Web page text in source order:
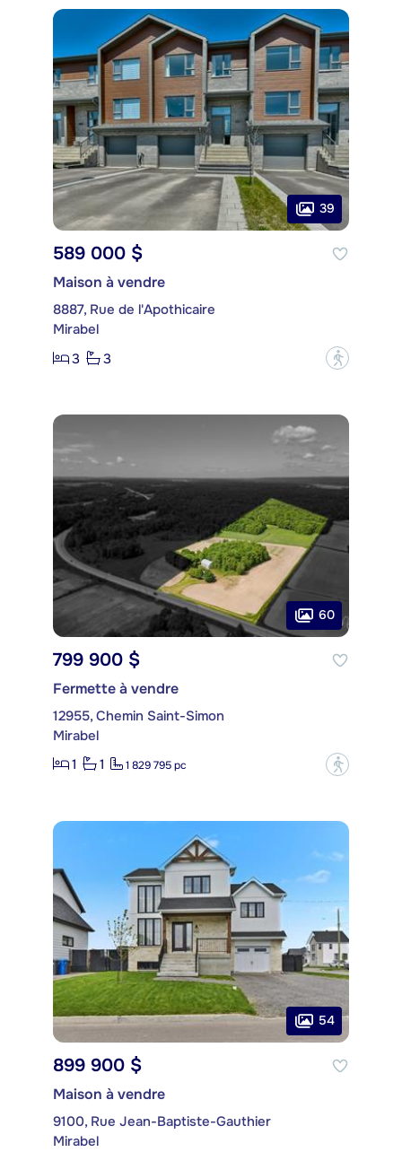
39
589 000 $
Maison à vendre
8887, Rue de l'Apothicaire
Mirabel
3
3 ?
60
799 900 $
Fermette à vendre
12955, Chemin Saint-Simon
Mirabel
1
1 1 829 795 pc ?
54
899 900 $
Maison à vendre
9100, Rue Jean-Baptiste-Gauthier
Mirabel